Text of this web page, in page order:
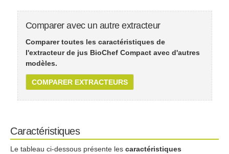
Comparer avec un autre extracteur
Comparer toutes les caractéristiques de
l'extracteur de jus BioChef Compact avec d'autres
modèles.
COMPARER EXTRACTEURS
Caractéristiques
Le tableau ci-dessous présente les caractéristiques